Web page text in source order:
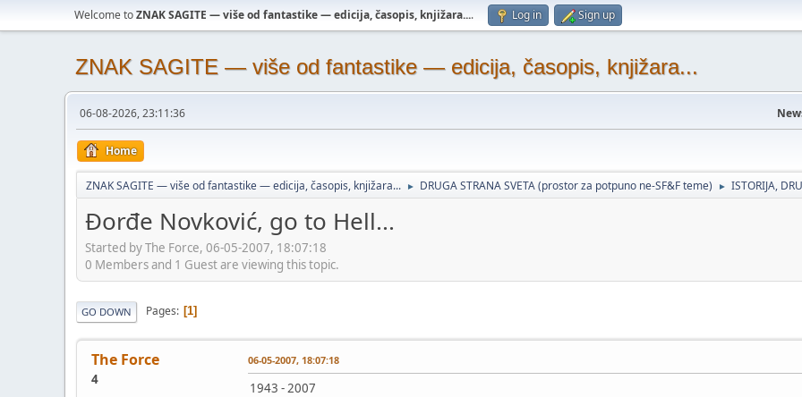
Welcome toZNAK SAGITE — više od fantastike — edicija, časopis, knjižara.... Log in Sign up
ZNAK SAGITE — više od fantastike — edicija, časopis, knjižara...
06-08-2026, 23:11:36
Home
ZNAK SAGITE — više od fantastike — edicija, časopis, knjižara... ► DRUGA STRANA SVETA (prostor za potpuno ne-SF&F teme) ► ISTORIJA,
Đorđe Novković, go to Hell...
Started by The Force, 06-05-2007, 18:07:18
0 Members and 1 Guest are viewing this topic.
GO DOWN Pages 1
The Force
4
06-05-2007, 18:07:18
1943 - 2007